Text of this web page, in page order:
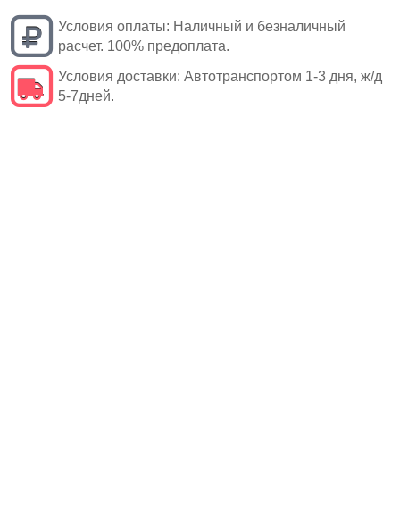
Условия оплаты: Наличный и безналичный
расчет. 100% предоплата.
Условия доставки: Автотранспортом 1-3 дня, ж/д
5-7дней.